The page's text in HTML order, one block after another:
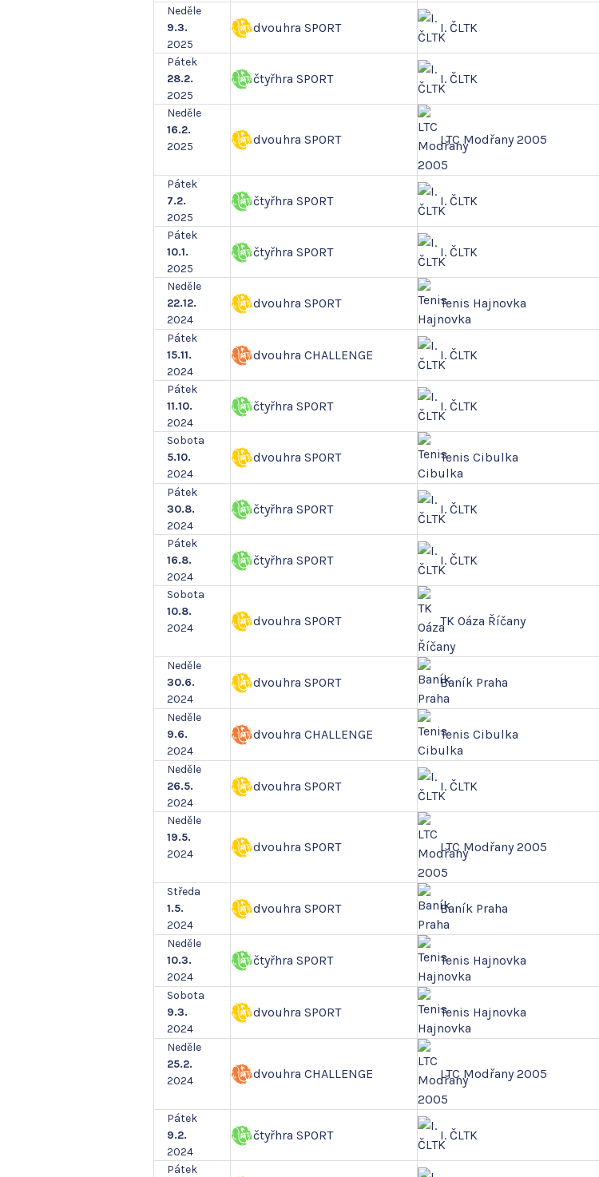
Neděle
9.3.
2025
dvouhra SPORT I. ČLTK
Pátek
28.2.
2025
čtyřhra SPORT I. ČLTK
Neděle
16.2.
2025
dvouhra SPORT LTC Modřany 2005
Pátek
7.2.
2025
čtyřhra SPORT I. ČLTK
Pátek
10.1.
2025
čtyřhra SPORT I. ČLTK
Neděle
22.12.
2024
dvouhra SPORT Tenis Hajnovka
Pátek
15.11.
2024
dvouhra CHALLENGE I. ČLTK
Pátek
11.10.
2024
čtyřhra SPORT I. ČLTK
Sobota
5.10.
2024
dvouhra SPORT Tenis Cibulka
Pátek
30.8.
2024
čtyřhra SPORT I. ČLTK
Pátek
16.8.
2024
čtyřhra SPORT I. ČLTK
Sobota
10.8.
2024
dvouhra SPORT TK Oáza Říčany
Neděle
30.6.
2024
dvouhra SPORT Baník Praha
Neděle
9.6.
2024
dvouhra CHALLENGE Tenis Cibulka
Neděle
26.5.
2024
dvouhra SPORT I. ČLTK
Neděle
19.5.
2024
dvouhra SPORT LTC Modřany 2005
Středa
1.5.
2024
dvouhra SPORT Baník Praha
Neděle
10.3.
2024
čtyřhra SPORT Tenis Hajnovka
Sobota
9.3.
2024
dvouhra SPORT Tenis Hajnovka
Neděle
25.2.
2024
dvouhra CHALLENGE LTC Modřany 2005
Pátek
9.2.
2024
čtyřhra SPORT I. ČLTK
Pátek